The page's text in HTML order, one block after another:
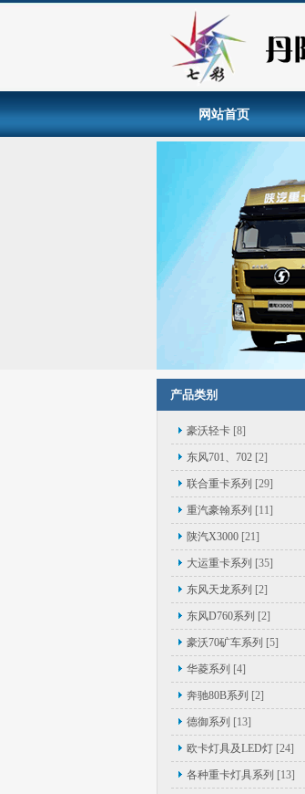
网站首页
产品类别
豪沃轻卡 [8]
东风701、702 [2]
联合重卡系列 [29]
重汽豪翰系列 [11]
陕汽X3000 [21]
大运重卡系列 [35]
东风天龙系列 [2]
东风D760系列 [2]
豪沃70矿车系列 [5]
华菱系列 [4]
奔驰80B系列 [2]
德御系列 [13]
欧卡灯具及LED灯 [24]
各种重卡灯具系列 [13]